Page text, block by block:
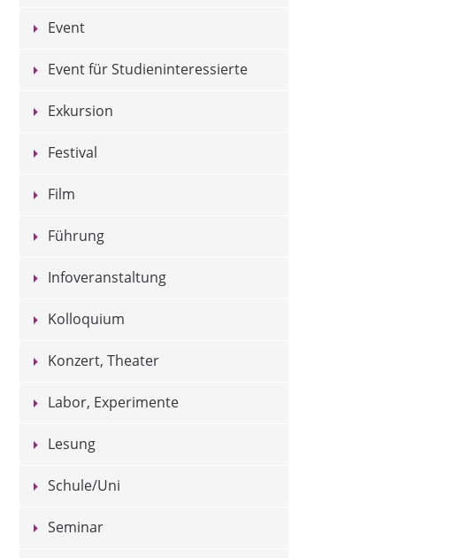
Event
Event für Studieninteressierte
Exkursion
Festival
Film
Führung
Infoveranstaltung
Kolloquium
Konzert, Theater
Labor, Experimente
Lesung
Schule/Uni
Seminar